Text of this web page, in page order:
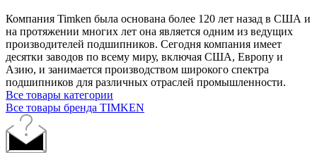
Компания Timken была основана более 120 лет назад в США и
на протяжении многих лет она является одним из ведущих
производителей подшипников. Сегодня компания имеет
десятки заводов по всему миру, включая США, Европу и
Азию, и занимается производством широкого спектра
подшипников для различных отраслей промышленности.
Все товары категории
Все товары бренда TIMKEN